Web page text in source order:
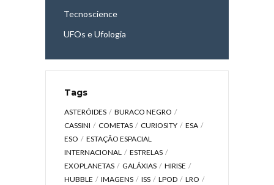
Tecnoscience
UFOs e Ufologia
Tags
ASTERÓIDES
BURACO NEGRO
CASSINI
COMETAS CURIOSITY
ESA
ESO
ESTAÇÃO ESPACIAL
INTERNACIONAL
ESTRELAS
EXOPLANETAS
GALÁXIAS
HIRISE
HUBBLE
IMAGENS ISS LPOD
LRO